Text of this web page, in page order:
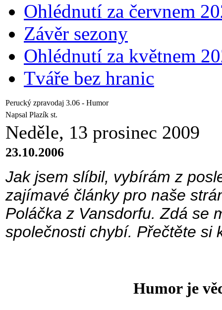
Ohlédnutí za červnem
Závěr sezony
Ohlédnutí za květnem
Tváře bez hranic
Perucký zpravodaj 3.06 - Humor
Napsal Plazík st.
Neděle, 13 prosinec 2009
23.10.2006
Jak jsem slíbil, vybírám z
zajímavé články pro naše
Poláčka z Vansdorfu. Zdá se
společnosti chybí. Přečtěte si
Humor je